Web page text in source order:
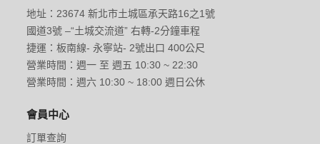
地址：23674 新北市土城區承天路16之1號
國道3號 –“土城交流道” 右轉-2分鐘車程
捷運：板南線- 永寧站- 2號出口 400公尺
營業時間：週一 至 週五 10:30 ~ 22:30
營業時間：週六 10:30 ~ 18:00 週日公休
會員中心
訂單查詢